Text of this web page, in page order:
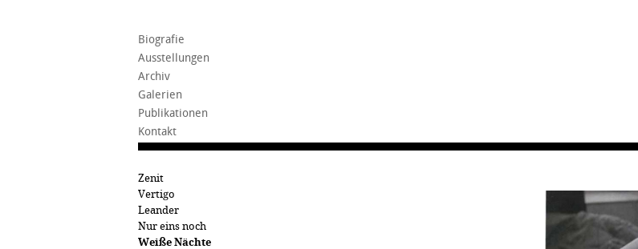
Biografie
Ausstellungen
Archiv
Galerien
Publikationen
Kontakt
Zenit
Vertigo
Leander
Nur eins noch
Weiße Nächte